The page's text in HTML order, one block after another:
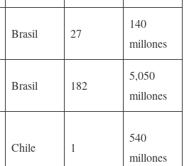
Brasil 27
140
millones
Brasil 182
5,050
millones
Chile 1
540
millones